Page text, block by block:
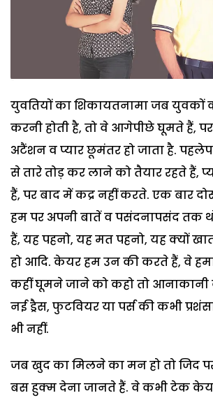
युवतियों का शिकायतनामा जब युवकों
करनी होती है, तो वे आगेपीछे घूमते हैं, पर
अटैंशन व प्यार छूमंतर हो जाता है.
से तारे तोड़ कर लाने को तैयार रहते हैं,
हैं, पर बाद में कद्र नहीं करते. एक बार
हम पर अपनी बातें व पसंदनापसंद तक
हैं, यह पहनो, यह मत पहनो, यह क्यों
हो आदि. केयर हम उन की करते हैं, वे
कहीं घूमने जाने को कहो तो आनाकानी
नई ड्रैस, फुटवियर या पर्स की कभी
भी नहीं.
जब खुद का मिलने का मन हो तो जिद
बस हुक्म देना जानते हैं. वे कभी टेक